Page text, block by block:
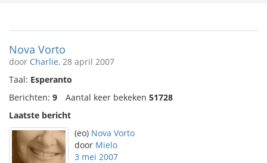
Nova Vorto
door Charlie, 28 april 2007
Taal: Esperanto
Berichten: 9 Aantal keer bekeken 51728
Laatste bericht
(eo) Nova Vorto
door Mielo
3 mei 2007